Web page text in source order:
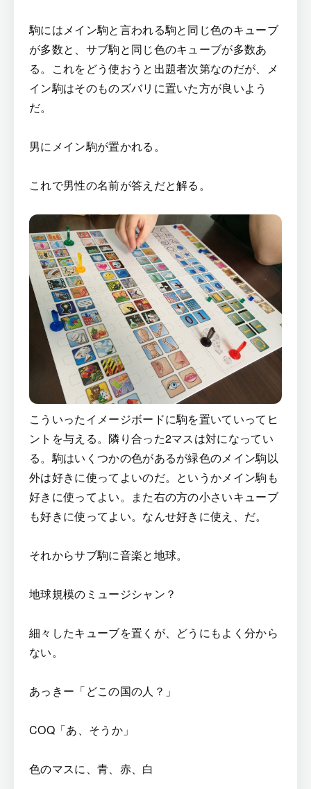
駒にはメイン駒と言われる駒と同じ色のキューブ
が多数と、サブ駒と同じ色のキューブが多数あ
る。これをどう使おうと出題者次第なのだが、メ
イン駒はそのものズバリに置いた方が良いよう
だ。
男にメイン駒が置かれる。
これで男性の名前が答えだと解る。
こういったイメージボードに駒を置いていってヒ
ントを与える。隣り合った2マスは対になってい
る。駒はいくつかの色があるが緑色のメイン駒以
外は好きに使ってよいのだ。というかメイン駒も
好きに使ってよい。また右の方の小さいキューブ
も好きに使ってよい。なんせ好きに使え、だ。
それからサブ駒に音楽と地球。
地球規模のミュージシャン？
細々したキューブを置くが、どうにもよく分から
ない。
あっきー「どこの国の人？」
COQ「あ、そうか」
色のマスに、青、赤、白